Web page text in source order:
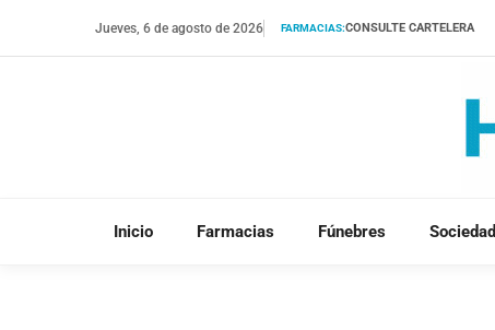
Jueves, 6 de agosto de 2026 FARMACIAS:CONSULTE CARTELERA
Inicio Farmacias Fúnebres Sociedad